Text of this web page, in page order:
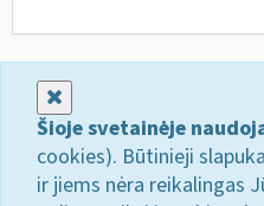
Šioje svetainėje
cookies). Būtinieji
ir jiems nėra reikalingas